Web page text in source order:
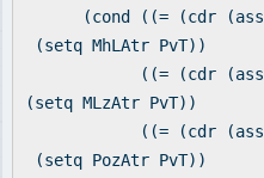
(cond ((= (cdr (assoc
(setq MhLAtr PvT))
((= (cdr (assoc 2
(setq MLzAtr PvT))
((= (cdr (assoc
(setq PozAtr PvT))